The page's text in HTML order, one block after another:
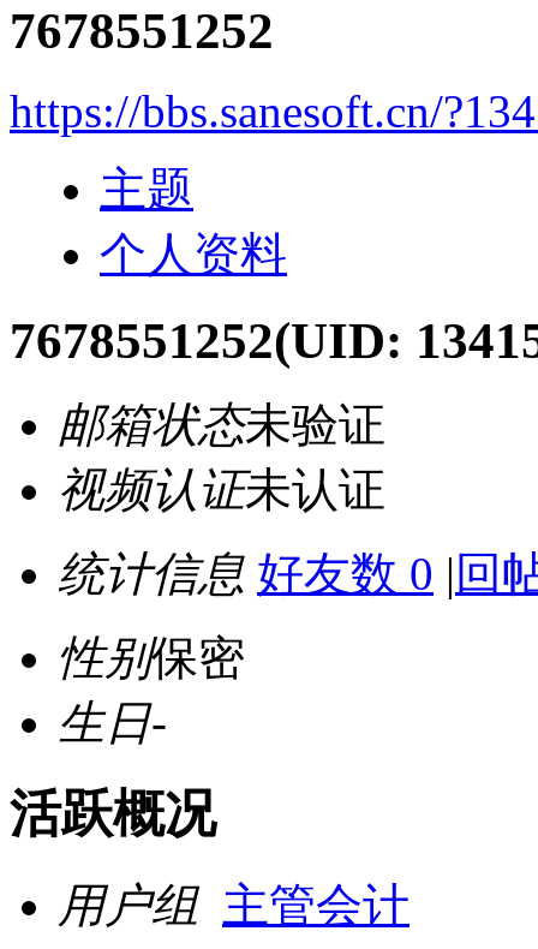
7678551252
https://bbs.sanesoft.cn/
主题
个人资料
7678551252(UID:
邮箱状态未验证
视频认证未认证
统计信息 好友数 0 | 回
性别保密
生日-
活跃概况
用户组 主管会计